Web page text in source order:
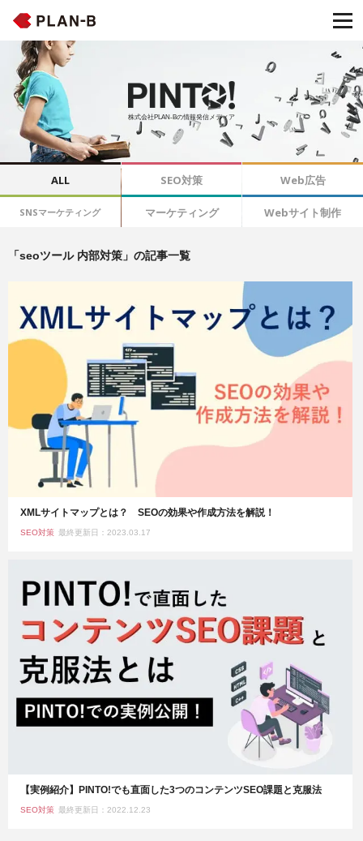
株式会社PLAN-Bの情報発信メディア
ALL SEO対策 Web広告
SNSマーケティング マーケティング Webサイト制作
「seoツール 内部対策」の記事一覧
XMLサイトマップとは？ SEOの効果や作成方法を解説！
SEO対策 最終更新日：2023.03.17
【実例紹介】PINTO!でも直面した3つのコンテンツSEO課題と克服法
SEO対策 最終更新日：2022.12.23